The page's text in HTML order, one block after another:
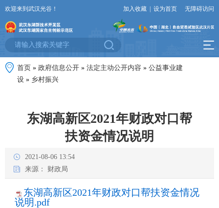
欢迎来到武汉光谷！ 加入收藏 设为首页 无障碍访问
首页 » 政府信息公开 » 法定主动公开内容 » 公益事业建
设 » 乡村振兴
东湖高新区2021年财政对口帮
扶资金情况说明
2021-08-06 13:54
来源： 财政局
东湖高新区2021年财政对口帮扶资金情况
说明.pdf